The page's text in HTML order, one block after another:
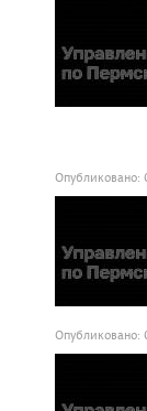
Опубликовано:
Опубликовано: